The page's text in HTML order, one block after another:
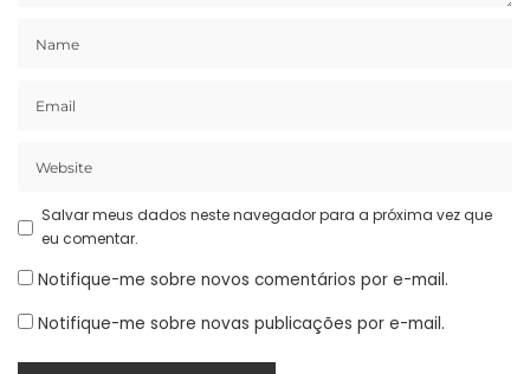
Salvar meus dados neste navegador para a próxima vez que
eu comentar.
Notifique-me sobre novos comentários por e-mail.
Notifique-me sobre novas publicações por e-mail.